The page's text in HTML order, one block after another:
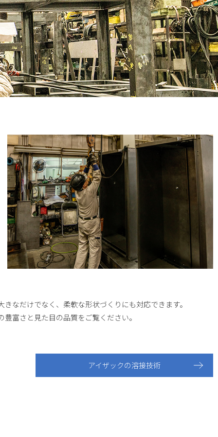
なだけでなく、柔軟な形状づくりにも対応できます。
富さと見た目の品質をご覧ください。
アイザックの溶接技術